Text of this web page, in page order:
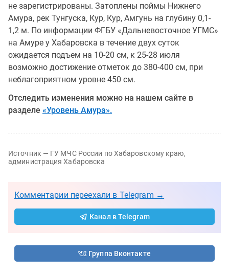
не зарегистрированы. Затоплены поймы Нижнего
Амура, рек Тунгуска, Кур, Кур, Амгунь на глубину 0,1-
1,2 м. По информации ФГБУ «Дальневосточное УГМС»
на Амуре у Хабаровска в течение двух суток
ожидается подъем на 10-20 см, к 25-28 июля
возможно достижение отметок до 380-400 см, при
неблагоприятном уровне 450 см.
Отследить изменения можно на нашем сайте в
разделе «Уровень Амура».
Источник — ГУ МЧС России по Хабаровскому краю,
администрация Хабаровска
Комментарии переехали в Telegram →
Канал в Telegram
Группа Вконтакте